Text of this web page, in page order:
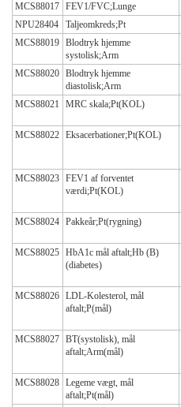
MCS88017 FEV1/FVC;Lunge
NPU28404
Taljeomkreds;Pt
MCS88019 Blodtryk hjemme
systolisk;Arm
MCS88020 Blodtryk hjemme
diastolisk;Arm
MCS88021
MRC skala;Pt(KOL)
MCS88022 Eksacerbationer;Pt(KOL)
MCS88023 FEV1 af forventet
værdi;Pt(KOL)
MCS88024 Pakkeår;Pt(rygning)
MCS88025 HbA1c mål aftalt;Hb (B)
(diabetes)
MCS88026 LDL-Kolesterol, mål
aftalt;P(mål)
MCS88027 BT(systolisk), mål
aftalt;Arm(mål)
MCS88028 Legeme vægt, mål
aftalt;Pt(mål)